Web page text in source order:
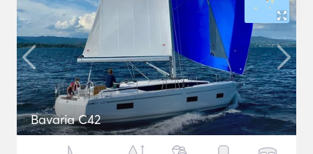
Bavaria C42